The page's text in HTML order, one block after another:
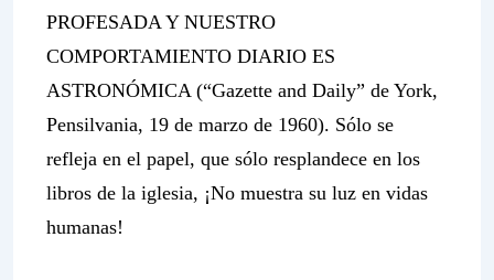
PROFESADA Y NUESTRO
COMPORTAMIENTO DIARIO ES
ASTRONÓMICA (“Gazette and Daily” de York,
Pensilvania, 19 de marzo de 1960). Sólo se
refleja en el papel, que sólo resplandece en los
libros de la iglesia, ¡No muestra su luz en vidas
humanas!